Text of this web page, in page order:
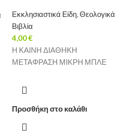
Εκκλησιαστικά Είδη,Θεολογικά
Βιβλία
4,00€
Η ΚΑΙΝΗ ΔΙΑΘΗΚΗ
ΜΕΤΑΦΡΑΣΗ ΜΙΚΡΗ ΜΠΛΕ
Προσθήκη στο καλάθι